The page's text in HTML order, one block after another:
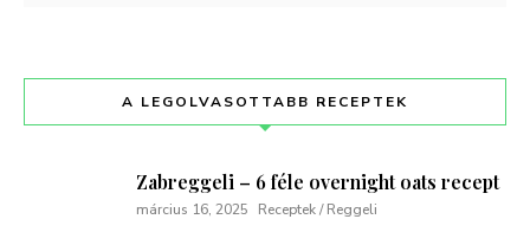
A LEGOLVASOTTABB RECEPTEK
Zabreggeli – 6 féle overnight oats recept
március 16, 2025 Receptek / Reggeli